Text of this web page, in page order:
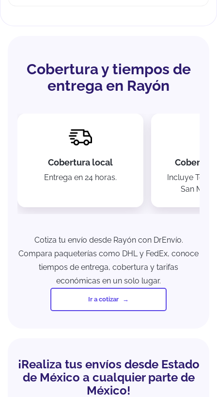
Cobertura y tiempos de
entrega en Rayón
Cobertura local
Entrega en 24 horas.
Incluye
San
Cotiza tu envío desde Rayón con DrEnvío.
Compara paqueterías como DHL y FedEx, conoce
tiempos de entrega, cobertura y tarifas
económicas en un solo lugar.
Ir a cotizar
¡Realiza tus envíos desde Estado
de México a cualquier parte de
México!